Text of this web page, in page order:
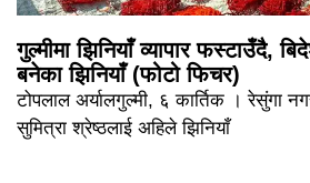
गुल्मीमा झिनियाँ व्यापार फस्टाउँदै,
बनेका झिनियाँ (फोटो फिचर)
टोपलाल अर्यालगुल्मी, ६ कार्तिक । रेसुंगा
सुमित्रा श्रेष्ठलाई अहिले झिनियाँ